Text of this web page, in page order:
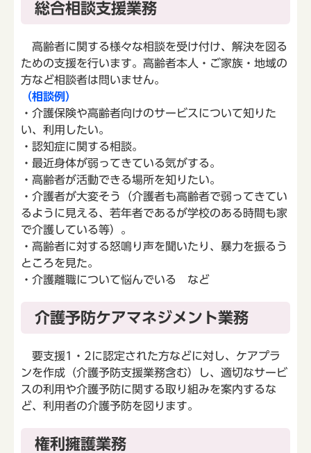
総合相談支援業務
高齢者に関する様々な相談を受け付け、解決を図る
ための支援を行います。高齢者本人・ご家族・地域の
方など相談者は問いません。
（相談例）
・介護保険や高齢者向けのサービスについて知りた
い、利用したい。
・認知症に関する相談。
・最近身体が弱ってきている気がする。
・高齢者が活動できる場所を知りたい。
・介護者が大変そう（介護者も高齢者で弱ってきてい
るように見える、若年者であるが学校のある時間も家
で介護している等）。
・高齢者に対する怒鳴り声を聞いたり、暴力を振るう
ところを見た。
・介護離職について悩んでいる など
介護予防ケアマネジメント業務
要支援1・2に認定された方などに対し、ケアプラ
ンを作成（介護予防支援業務含む）し、適切なサービ
スの利用や介護予防に関する取り組みを案内するな
ど、利用者の介護予防を図ります。
権利擁護業務